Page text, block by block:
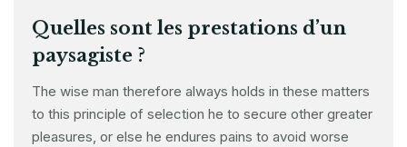
Quelles sont les prestations d’un
paysagiste ?
The wise man therefore always holds in these matters
to this principle of selection he to secure other greater
pleasures, or else he endures pains to avoid worse